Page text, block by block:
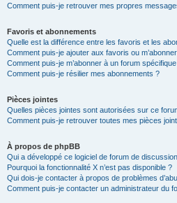
Comment puis-je retrouver mes propres
Favoris et abonnements
Quelle est la différence entre les favoris et les
Comment puis-je ajouter aux favoris ou
Comment puis-je m’abonner à un forum
Comment puis-je résilier mes abonnements ?
Pièces jointes
Quelles pièces jointes sont autorisées sur ce
Comment puis-je retrouver toutes mes pièces
À propos de phpBB
Qui a développé ce logiciel de forum de
Pourquoi la fonctionnalité X n’est pas disponible ?
Qui dois-je contacter à propos de problèmes
Comment puis-je contacter un administrateur du